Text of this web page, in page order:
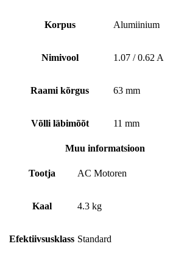
Korpus Alumiinium
Nimivool 1.07 / 0.62 A
Raami kõrgus 63 mm
Võlli läbimõõt 11 mm
Muu informatsioon
Tootja AC Motoren
Kaal 4.3 kg
Efektiivsusklass Standard